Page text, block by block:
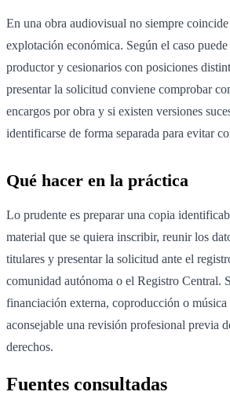
En una obra audiovisual no siempre
explotación económica. Según el caso puede
productor y cesionarios con posiciones
presentar la solicitud conviene comprobar
encargos por obra y si existen versiones
identificarse de forma separada para evitar
Qué hacer en la práctica
Lo prudente es preparar una copia
material que se quiera inscribir, reunir los
titulares y presentar la solicitud ante el
comunidad autónoma o el Registro Central.
financiación externa, coproducción o música
aconsejable una revisión profesional previa
derechos.
Fuentes consultadas